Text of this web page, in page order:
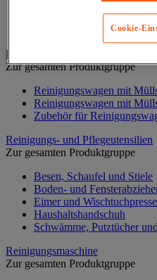
Handtücher Rollen und
Handtuchspender
Putzwagen, Reinigungswagen
Zur gesamten Produktgruppe
Reinigungswagen mit
Reinigungswagen mit
Zubehör für
Reinigungs- und Pflegeutensilien
Zur gesamten Produktgruppe
Besen, Schaufel und Stiele
Boden- und
Eimer und
Haushaltshandschuh
Schwämme, Putztücher
Reinigungsmaschine
Zur gesamten Produktgruppe
Cookie-